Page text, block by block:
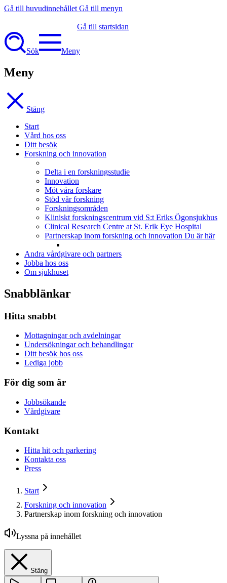
Gå till huvudinnehållet Gå till menyn
Gå till startsidan
Sök Meny
Meny
Stäng
Start
Vård hos oss
Ditt besök
Forskning och innovation
Delta i en forskningsstudie
Innovation
Möt våra forskare
Stöd vår forskning
Forskningsområden
Kliniskt forskningscentrum vid S:t Eriks Ögonsjukhus
Clinical Research Centre at St. Erik Eye Hospital
Partnerskap inom forskning och innovation Du är här
Andra vårdgivare och partners
Jobba hos oss
Om sjukhuset
Snabblänkar
Hitta snabbt
Mottagningar och avdelningar
Undersökningar och behandlingar
Ditt besök hos oss
Lediga jobb
För dig som är
Jobbsökande
Vårdgivare
Kontakt
Hitta hit och parkering
Kontakta oss
Press
Start
Forskning och innovation
Partnerskap inom forskning och innovation
Lyssna på innehållet
Stäng